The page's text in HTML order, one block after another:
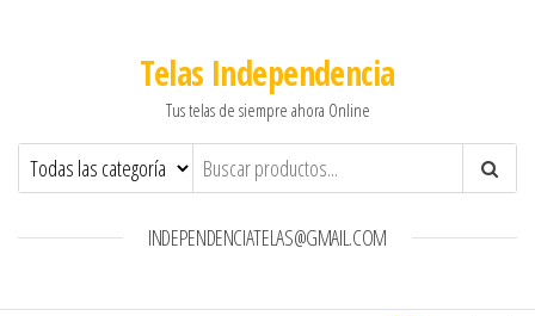
Telas Independencia
Tus telas de siempre ahora Online
INDEPENDENCIATELAS@GMAIL.COM